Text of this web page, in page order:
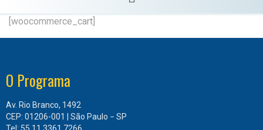
[woocommerce_cart]
O Programa
Av. Rio Branco, 1492
CEP: 01206-001 | São Paulo − SP